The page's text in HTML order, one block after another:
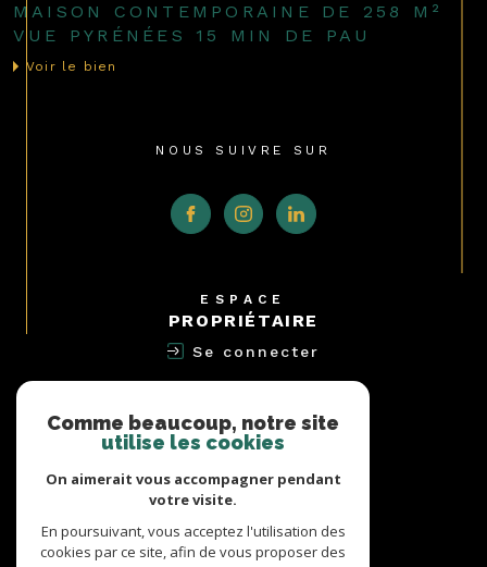
MAISON CONTEMPORAINE DE 258 M²
VUE PYRÉNÉES 15 MIN DE PAU
Voir le bien
NOUS SUIVRE SUR
ESPACE
PROPRIÉTAIRE
Se connecter
ADHÉRONS
AVIS
CLIENTS
Comme beaucoup, notre site
utilise les cookies
On aimerait vous accompagner pendant
votre visite.
En poursuivant, vous acceptez l'utilisation des
cookies par ce site, afin de vous proposer des